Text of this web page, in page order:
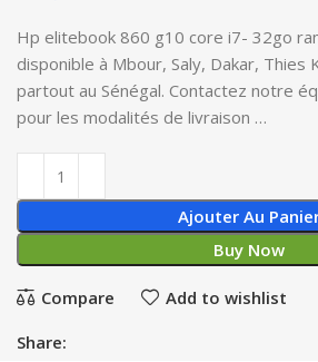
Hp elitebook 860 g10 core i7- 32go
disponible à Mbour, Saly, Dakar, Thies
partout au Sénégal. Contactez notre
pour les modalités de livraison …
Ajouter Au
Buy Now
Compare Add to wishlist
Share: